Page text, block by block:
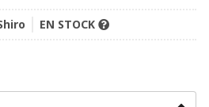
EN STOCK